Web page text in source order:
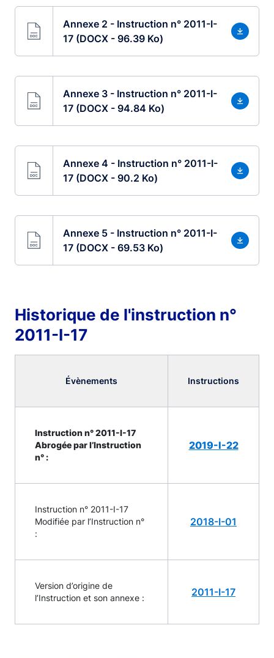
Annexe 2 - Instruction n° 2011-I-
17 (DOCX - 96.39 Ko)
Annexe 3 - Instruction n° 2011-I-
17 (DOCX - 94.84 Ko)
Annexe 4 - Instruction n° 2011-I-
17 (DOCX - 90.2 Ko)
Annexe 5 - Instruction n° 2011-I-
17 (DOCX - 69.53 Ko)
Historique de l'instruction n°
2011-I-17
Évènements Instructions
Instruction n° 2011-I-17
Abrogée par l’Instruction
n° :
2019-I-22
Instruction n° 2011-I-17
Modifiée par l’Instruction n°
:
2018-I-01
Version d’origine de
l’Instruction et son annexe :
2011-I-17